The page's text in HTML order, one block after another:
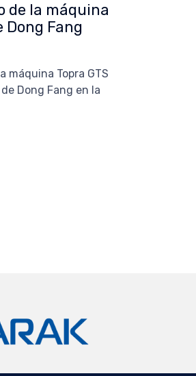
de la máquina
Dong Fang
máquina Topra GTS
Dong Fang en la